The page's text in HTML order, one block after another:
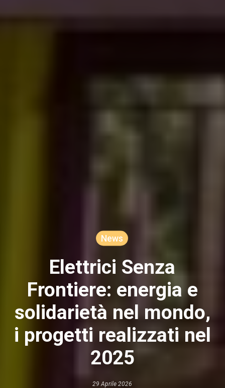
News
Elettrici Senza
Frontiere: energia e
solidarietà nel mondo,
i progetti realizzati nel
2025
29 Aprile 2026